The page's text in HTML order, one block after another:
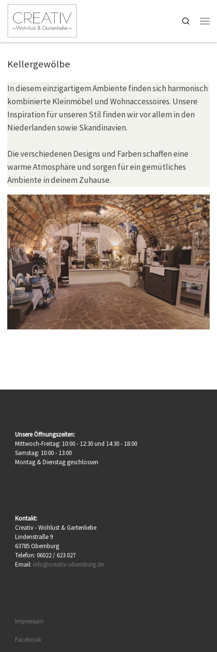
Zum Inhalt springen
Search
Kellergewölbe
In diesem einzigartigem Ambiente finden sich harmonisch
kombinierte Kleinmöbel und Wohnaccessoires. Unsere
Inspiration für unseren Stil finden wir vor allem in den
Niederlanden sowie Skandinavien.
Die verschiedenen Designs und Farben schaffen eine
warme Atmosphäre und sorgen für ein gemütliches
Ambiente in deinem Zuhause.
Unsere Öffnungszeiten:
Mittwoch-Freitag: 10:00 - 12:30 und 14:30 - 18:00
Samstag: 10:00 - 13:00
Montag & Dienstag geschlossen
Kontakt:
Creativ - Wohlust & Gartenliebe
Lindenstraße 9
63785 Obernburg
Telefon: 06022 / 623 027
Email: info@creativ-obernburg.de
Impressum
Facebook